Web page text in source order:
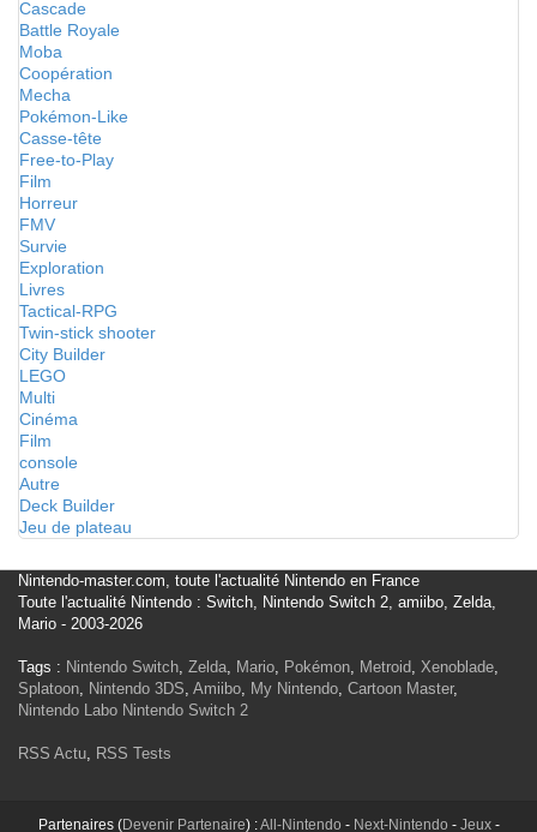
Cascade
Battle Royale
Moba
Coopération
Mecha
Pokémon-Like
Casse-tête
Free-to-Play
Film
Horreur
FMV
Survie
Exploration
Livres
Tactical-RPG
Twin-stick shooter
City Builder
LEGO
Multi
Cinéma
Film
console
Autre
Deck Builder
Jeu de plateau
Nintendo-master.com, toute l'actualité Nintendo en France
Toute l'actualité Nintendo : Switch, Nintendo Switch 2, amiibo, Zelda,
Mario - 2003-2026
Tags : Nintendo Switch, Zelda, Mario, Pokémon, Metroid, Xenoblade,
Splatoon, Nintendo 3DS, Amiibo, My Nintendo, Cartoon Master,
Nintendo Labo Nintendo Switch 2
RSS Actu, RSS Tests
Partenaires (Devenir Partenaire) :All-Nintendo - Next-Nintendo - Jeux-